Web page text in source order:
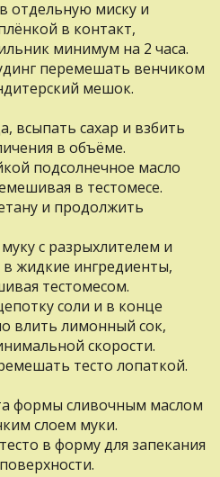
отдельную миску и
в контакт,
минимум на 2 часа.
перемешать венчиком
мешок.
всыпать сахар и взбить
в объёме.
подсолнечное масло
в тестомесе.
и продолжить
с разрыхлителем и
жидкие ингредиенты,
тестомесом.
соли и в конце
влить лимонный сок,
скорости.
тесто лопаткой.
формы сливочным маслом
слоем муки.
в форму для запекания